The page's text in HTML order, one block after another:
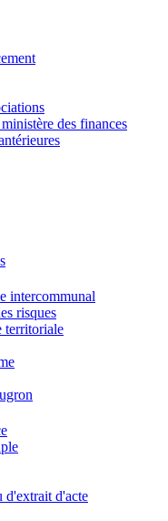
des finances
intercommunal
risques
territoriale
d'extrait d'acte